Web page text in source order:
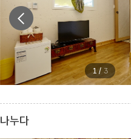
1 / 3
나누다